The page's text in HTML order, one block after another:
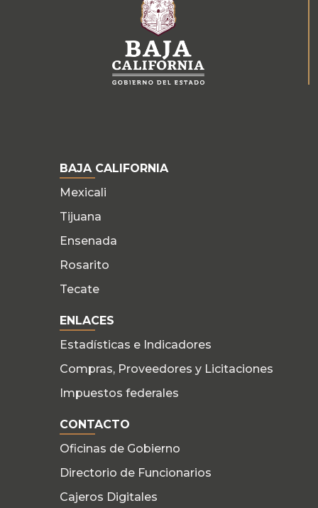
BAJA CALIFORNIA
Mexicali
Tijuana
Ensenada
Rosarito
Tecate
ENLACES
Estadísticas e Indicadores
Compras, Proveedores y Licitaciones
Impuestos federales
CONTACTO
Oficinas de Gobierno
Directorio de Funcionarios
Cajeros Digitales